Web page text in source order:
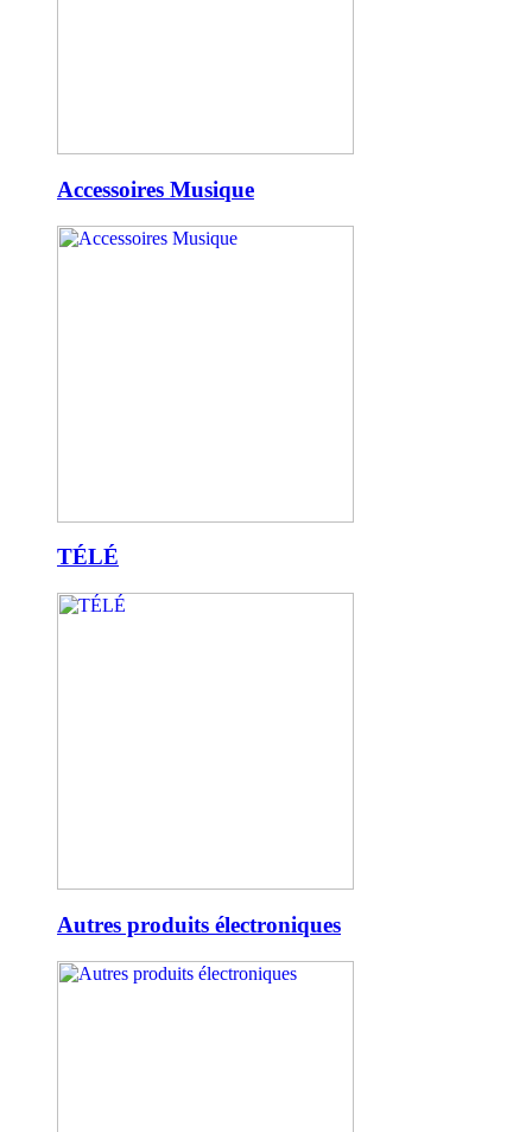
Accessoires Musique
TÉLÉ
Autres produits électroniques